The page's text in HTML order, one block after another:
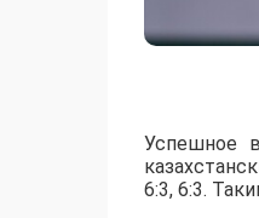
Успешное
6:3, 6:3.